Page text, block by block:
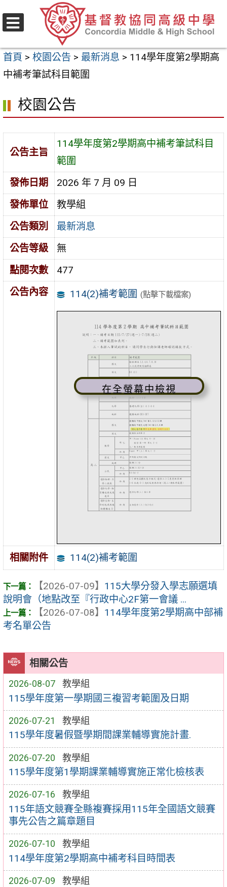
至
要
內
區
首頁 > 校園公告 > 最新消息 > 114學年度第2學期高
中補考筆試科目範圍
相關公告
2026-08-07 教學組
115學年度第一學期國三複習考範圍及日期
2026-07-21 教學組
115學年度暑假暨學期間課業輔導實施計畫.
2026-07-20 教學組
115學年度第1學期課業輔導實施正常化檢核表
2026-07-16 教學組
115年語文競賽全縣複賽採用115年全國語文競賽
事先公告之篇章題目
2026-07-10 教學組
114學年度第2學期高中補考科目時間表
2026-07-09 教學組
校園公告
公告主旨
114學年度第2學期高中補考筆試科目
範圍
發佈日期
2026 年 7 月 09 日
發佈單位
教學組
公告類別
最新消息
公告等級
無
點閱次數
477
公告內容
114(2)補考範圍 (點擊下載檔案)
在全螢幕中檢視
相關附件 114(2)補考範圍
【2026-07-09】 115大學分發入學志願選填
說明會（地點改至『行政中心2F第一會議 ...
【2026-07-08】 114學年度第2學期高中部補
考名單公告
選
單